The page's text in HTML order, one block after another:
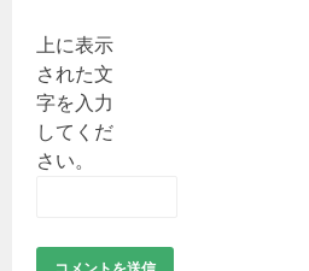
上に表示
された文
字を入力
してくだ
さい。